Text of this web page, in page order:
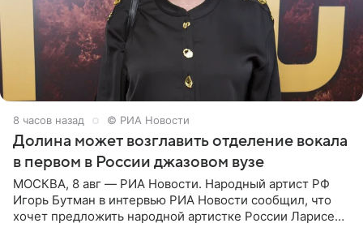
8 часов назад © РИА Новости
Долина может возглавить отделение вокала
в первом в России джазовом вузе
МОСКВА, 8 авг — РИА Новости. Народный артист РФ
Игорь Бутман в интервью РИА Новости сообщил, что
хочет предложить народной артистке России Ларисе